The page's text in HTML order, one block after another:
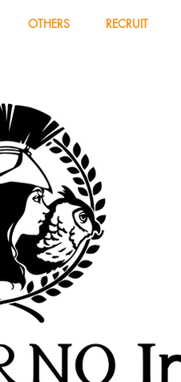
OTHERS RECRUIT